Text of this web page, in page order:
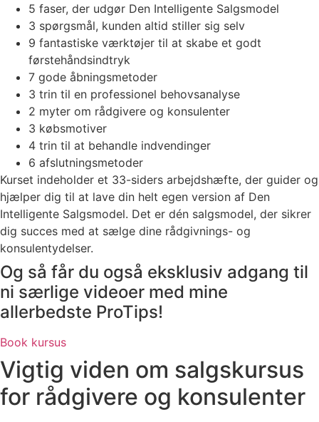
5 faser, der udgør Den Intelligente Salgsmodel
3 spørgsmål, kunden altid stiller sig selv
9 fantastiske værktøjer til at skabe et godt
førstehåndsindtryk
7 gode åbningsmetoder
3 trin til en professionel behovsanalyse
2 myter om rådgivere og konsulenter
3 købsmotiver
4 trin til at behandle indvendinger
6 afslutningsmetoder
Kurset indeholder et 33-siders arbejdshæfte, der guider og
hjælper dig til at lave din helt egen version af Den
Intelligente Salgsmodel. Det er dén salgsmodel, der sikrer
dig succes med at sælge dine rådgivnings- og
konsulentydelser.
Og så får du også eksklusiv adgang til
ni særlige videoer med mine
allerbedste ProTips!
Book kursus
Vigtig viden om salgskursus
for rådgivere og konsulenter